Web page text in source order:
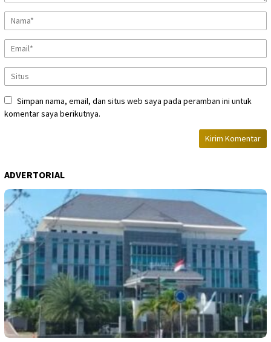
Simpan nama, email, dan situs web saya pada peramban ini untuk
komentar saya berikutnya.
ADVERTORIAL